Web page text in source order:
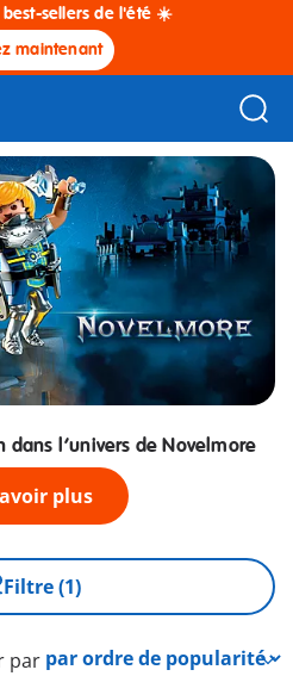
sellers de l'été ☀️
maintenant
dans l’univers de Novelmore
plus
Filtre (1)
par